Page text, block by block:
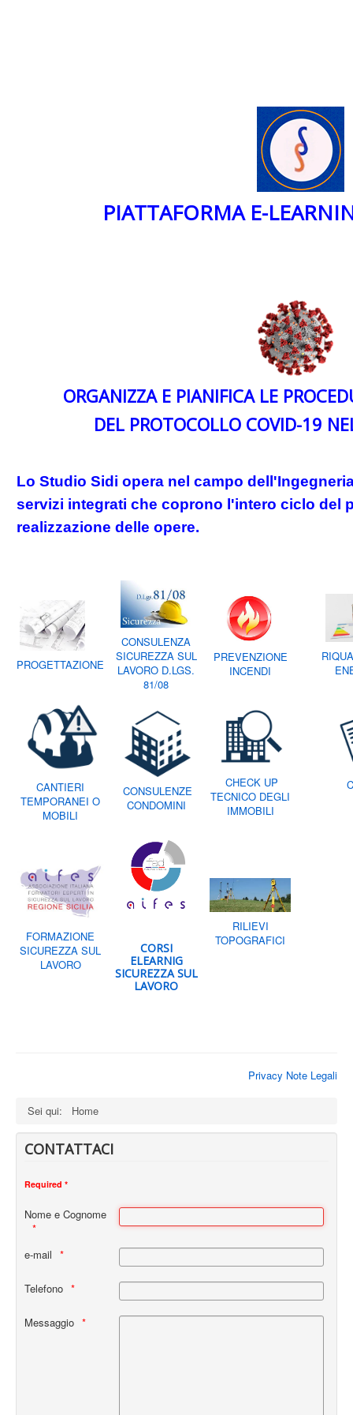
PIATTAFORMA E-
ORGANIZZA E PIANIFICA LE
DEL PROTOCOLLO COVID-19
Lo Studio Sidi opera nel campo
servizi integrati che coprono l'intero ciclo del
realizzazione delle opere.
PROGETTAZIONE
CONSULENZA
SICUREZZA SUL
LAVORO D.LGS.
81/08
PREVENZIONE
INCENDI
CANTIERI
TEMPORANEI O
MOBILI
CONSULENZE
CONDOMINI
CHECK UP
TECNICO DEGLI
IMMOBILI
FORMAZIONE
SICUREZZA SUL
LAVORO
CORSI
ELEARNIG
SICUREZZA SUL
LAVORO
RILIEVI
TOPOGRAFICI
Privacy Note Legali
Sei qui: Home
CONTATTACI
Required *
Nome e Cognome
e-mail
Telefono
Messaggio